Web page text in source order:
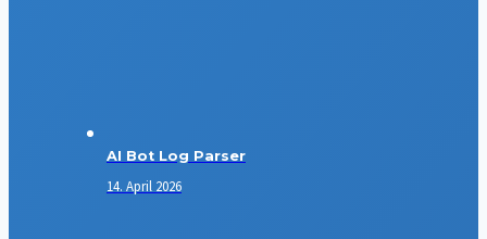
AI Bot Log Parser
14. April 2026